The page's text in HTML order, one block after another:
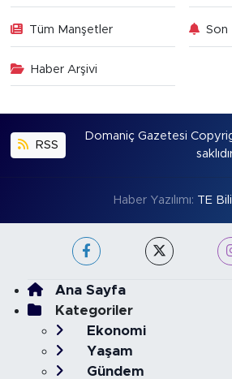
Tüm Manşetler Son
Haber Arşivi
RSS
Domaniç Gazetesi
Haber Yazılımı: TE
Ana Sayfa
Kategoriler
Ekonomi
Yaşam
Gündem